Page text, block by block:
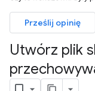
Prześlij opinię
Utwórz plik